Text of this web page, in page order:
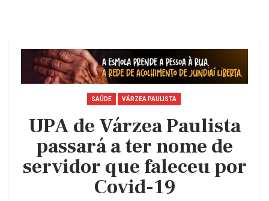
SAÚDE VÁRZEA PAULISTA
UPA de Várzea Paulista
passará a ter nome de
servidor que faleceu por
Covid-19